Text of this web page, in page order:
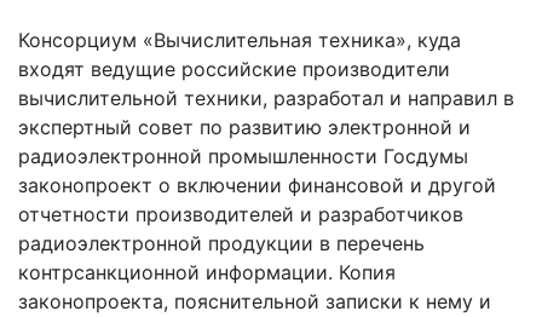
Консорциум «Вычислительная техника», куда
входят ведущие российские производители
вычислительной техники, разработал и направил в
экспертный совет по развитию электронной и
радиоэлектронной промышленности Госдумы
законопроект о включении финансовой и другой
отчетности производителей и разработчиков
радиоэлектронной продукции в перечень
контрсанкционной информации. Копия
законопроекта, пояснительной записки к нему и